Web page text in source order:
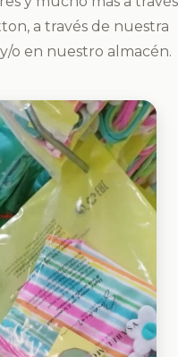
a través de nuestra
o en nuestro almacén.